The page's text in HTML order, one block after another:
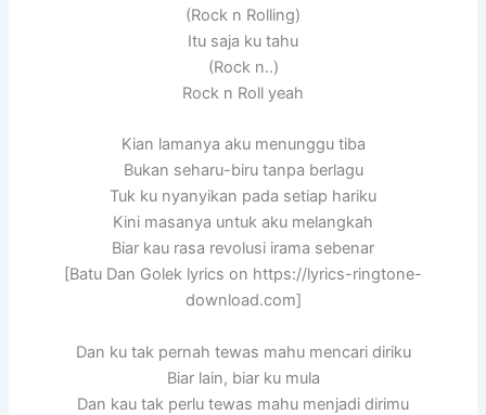
(Rock n Rolling)
Itu saja ku tahu
(Rock n..)
Rock n Roll yeah
Kian lamanya aku menunggu tiba
Bukan seharu-biru tanpa berlagu
Tuk ku nyanyikan pada setiap hariku
Kini masanya untuk aku melangkah
Biar kau rasa revolusi irama sebenar
[Batu Dan Golek lyrics on https://lyrics-ringtone-
download.com]
Dan ku tak pernah tewas mahu mencari diriku
Biar lain, biar ku mula
Dan kau tak perlu tewas mahu menjadi dirimu